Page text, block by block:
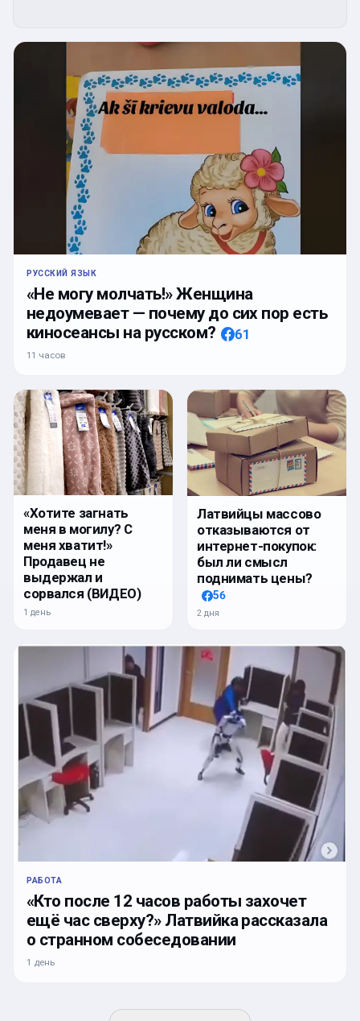
РУССКИЙ ЯЗЫК
«Не могу молчать!» Женщина
недоумевает — почему до сих пор есть
киносеансы на русском?
61
11 часов
«Хотите загнать
меня в могилу? С
меня хватит!»
Продавец не
выдержал и
сорвался (ВИДЕО)
1 день
Латвийцы массово
отказываются от
интернет-покупок:
был ли смысл
поднимать цены?
56
2 дня
РАБОТА
«Кто после 12 часов работы захочет
ещё час сверху?» Латвийка рассказала
о странном собеседовании
1 день